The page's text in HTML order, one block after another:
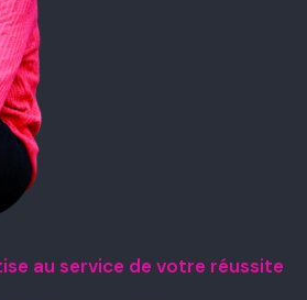
au service de votre réussite